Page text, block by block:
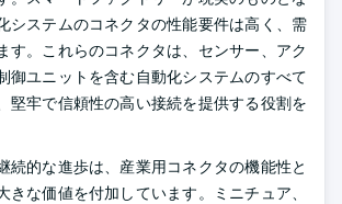
システムのコネクタの性能要件は高く、需
す。これらのコネクタは、センサー、アク
御ユニットを含む自動化システムのすべて
堅牢で信頼性の高い接続を提供する役割を
続的な進歩は、産業用コネクタの機能性と
きな価値を付加しています。ミニチュア、